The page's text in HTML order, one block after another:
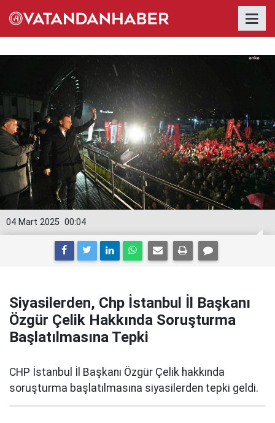
00:04
04 Mart 2025
Siyasilerden, Chp İstanbul İl Başkanı
Özgür Çelik Hakkında Soruşturma
Başlatılmasına Tepki
CHP İstanbul İl Başkanı Özgür Çelik hakkında
soruşturma başlatılmasına siyasilerden tepki geldi.